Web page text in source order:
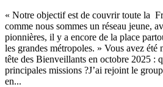
« Notre objectif est de couvrir toute la
comme nous sommes un réseau jeune,
pionnières, il y a encore de la place
les grandes métropoles. » Vous avez été
tête des Bienveillants en octobre 2025 :
principales missions ?J’ai rejoint le
en...